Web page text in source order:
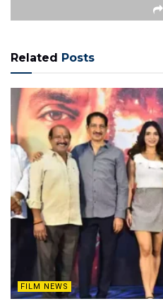
Related Posts
FILM NEWS